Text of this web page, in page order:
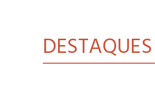
DESTAQUES